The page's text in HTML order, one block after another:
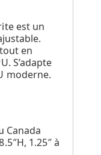
est un
en
S’adapte
moderne.
Canada
1.25″ à